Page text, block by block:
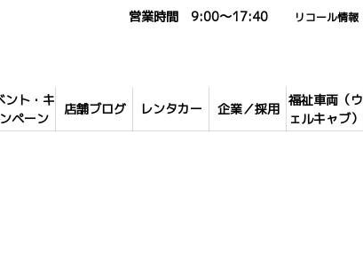
ント・キ
ペーン
店舗ブログ レンタカー 企業／採用
福祉車両（ウ
ェルキャブ）
営業時間 9:00～17:40 リコール情報